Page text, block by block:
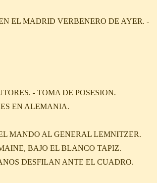
EL MADRID VERBENERO DE AYER. -
- TOMA DE POSESION.
EN ALEMANIA.
MANDO AL GENERAL LEMNITZER.
BAJO EL BLANCO TAPIZ.
DESFILAN ANTE EL CUADRO.